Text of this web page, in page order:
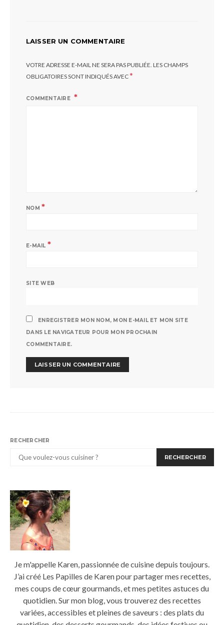
LAISSER UN COMMENTAIRE
VOTRE ADRESSE E-MAIL NE SERA PAS PUBLIÉE. LES CHAMPS
OBLIGATOIRES SONT INDIQUÉS AVEC*
COMMENTAIRE
NOM *
E-MAIL *
SITE WEB
ENREGISTRER MON NOM, MON E-MAIL ET MON SITE
DANS LE NAVIGATEUR POUR MON PROCHAIN
COMMENTAIRE.
RECHERCHER
RECHERCHER
Je m'appelle Karen, passionnée de cuisine depuis toujours.
J’ai créé Les Papilles de Karen pour partager mes recettes,
mes coups de cœur gourmands, et mes petites astuces du
quotidien. Sur mon blog, vous trouverez des recettes
variées, accessibles et pleines de saveurs : des plats du